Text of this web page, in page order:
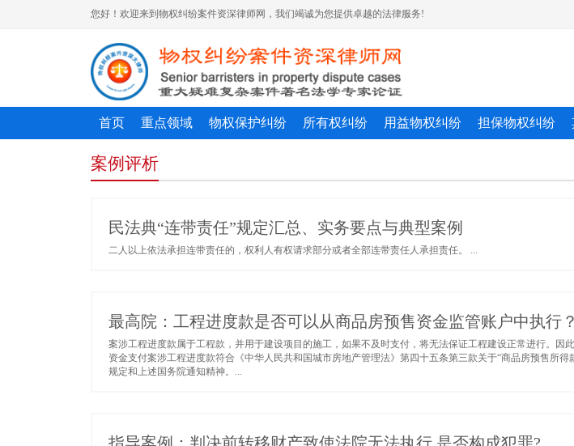
您好！欢迎来到物权纠纷案件资深律师网，我们竭诚为您提供卓越的法律服务!
首页 重点领域 物权保护纠纷 所有权纠纷 用益物权纠纷 担保物权纠纷
案例评析
民法典“连带责任”规定汇总、实务要点与典型案例
二人以上依法承担连带责任的，权利人有权请求部分或者全部连带责任人承担责任。 ...
最高院：工程进度款是否可以从商品房预售资金监管账户中执行？
案涉工程进度款属于工程款，并用于建设项目的施工，如果不及时支付，将无法保证工程建设正常进行。因
资金支付案涉工程进度款符合《中华人民共和国城市房地产管理法》第四十五条第三款关于“商品房预售所得
规定和上述国务院通知精神。...